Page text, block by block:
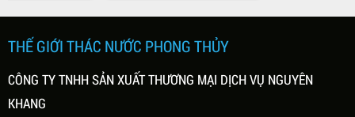
THẾ GIỚI THÁC NƯỚC PHONG THỦY
CÔNG TY TNHH SẢN XUẤT THƯƠNG MẠI DỊCH VỤ NGUYÊN
KHANG